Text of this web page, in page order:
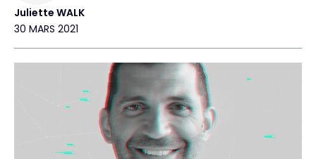
Exclusive Access - En savoir plus
#weareexclusive
Juliette WALK
30 MARS 2021